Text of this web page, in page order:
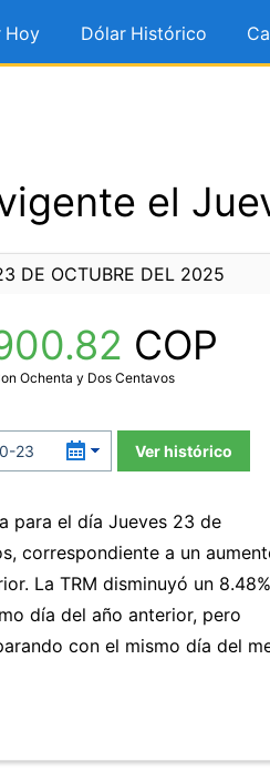
Hoy Dólar Histórico
el
DE OCTUBRE DEL 2025
COP
Ochenta y Dos Centavos
Ver histórico
para el día Jueves 23 de
correspondiente a un
La TRM disminuyó un 8.48%
día del año anterior, pero
con el mismo día del